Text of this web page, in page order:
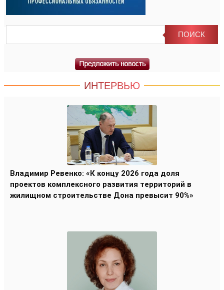
ИНТЕРВЬЮ
Владимир Ревенко: «К концу 2026 года доля
проектов комплексного развития территорий в
жилищном строительстве Дона превысит 90%»